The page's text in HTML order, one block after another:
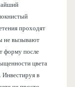
проходят
не вызывают
форму после
цвета
Инвестируя в